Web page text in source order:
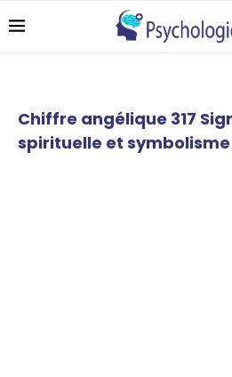
Chiffre angélique 317
spirituelle et symbolisme